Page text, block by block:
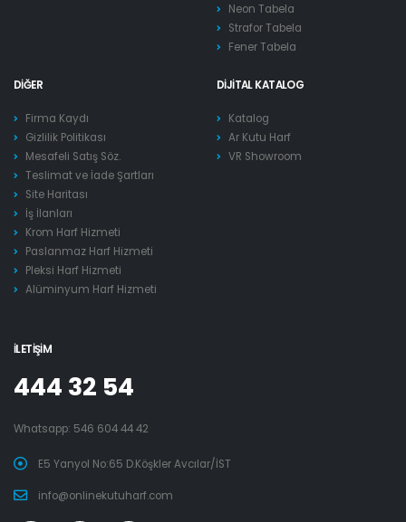
Neon Tabela
Strafor Tabela
Fener Tabela
DIĞER
Firma Kaydı
Gizlilik Politikası
Mesafeli Satış Söz.
Teslimat ve İade Şartları
Site Haritası
İş İlanları
Krom Harf Hizmeti
Paslanmaz Harf Hizmeti
Pleksi Harf Hizmeti
Alüminyum Harf Hizmeti
DIJITAL KATALOG
Katalog
Ar Kutu Harf
VR Showroom
İLETIŞIM
444 32 54
Whatsapp: 546 604 44 42
E5 Yanyol No:65 D.Köşkler Avcılar/İST
info@onlinekutuharf.com